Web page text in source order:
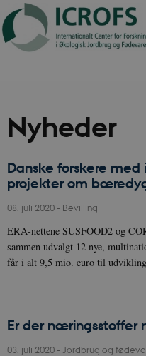
Nyheder
Danske forskere
projekter om
08. juli 2020 - Bevilling
ERA-nettene SUSFOOD2 og
sammen udvalgt 12 nye,
får i alt 9,5 mio. euro til
Er der næringsstoffer
03. juli 2020 - Jordbrug og